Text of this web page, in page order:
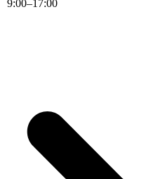
9:00–17:00